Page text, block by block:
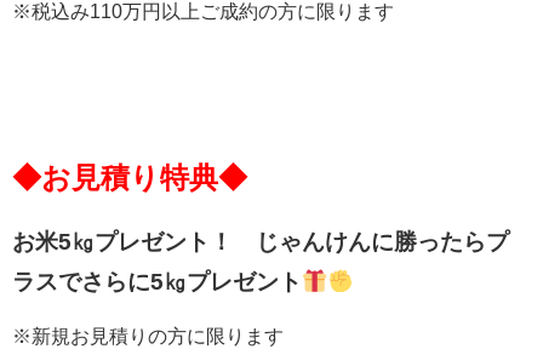
※税込み110万円以上ご成約の方に限ります
◆お見積り特典◆
お米5㎏プレゼント！ じゃんけんに勝ったらプ
ラスでさらに5㎏プレゼント
※新規お見積りの方に限ります